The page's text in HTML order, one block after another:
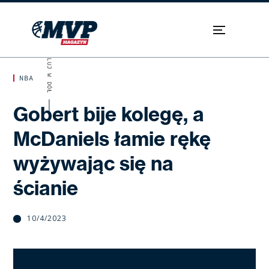
NBA
Gobert bije kolegę, a
McDaniels łamie rękę
wyżywając się na
ścianie
10/4/2023
SKROLUJ W DÓŁ